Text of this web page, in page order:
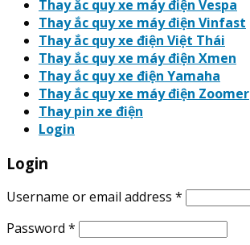
Thay ắc quy xe máy điện Vespa
Thay ắc quy xe máy điện Vinfast
Thay ắc quy xe điện Việt Thái
Thay ắc quy xe máy điện Xmen
Thay ắc quy xe điện Yamaha
Thay ắc quy xe máy điện Zoomer
Thay pin xe điện
Login
Login
Username or email address *
Password *